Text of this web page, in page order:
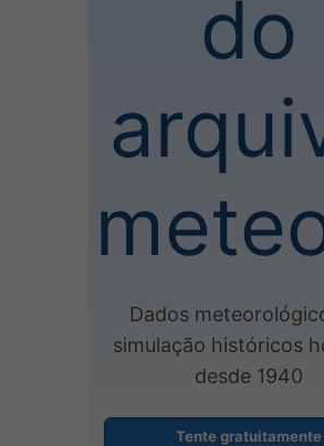
do
Dados
simulação históricos
desde 1940
Tente gratuitamente